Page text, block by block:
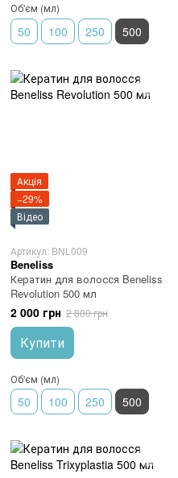
Об'єм (мл)
50 100 250 500
Акція
−29%
Відео
Артикул: BNL009
Beneliss
Кератин для волосся Beneliss
Revolution 500 мл
2 000 грн 2 800 грн
Купити
Об'єм (мл)
50 100 250 500